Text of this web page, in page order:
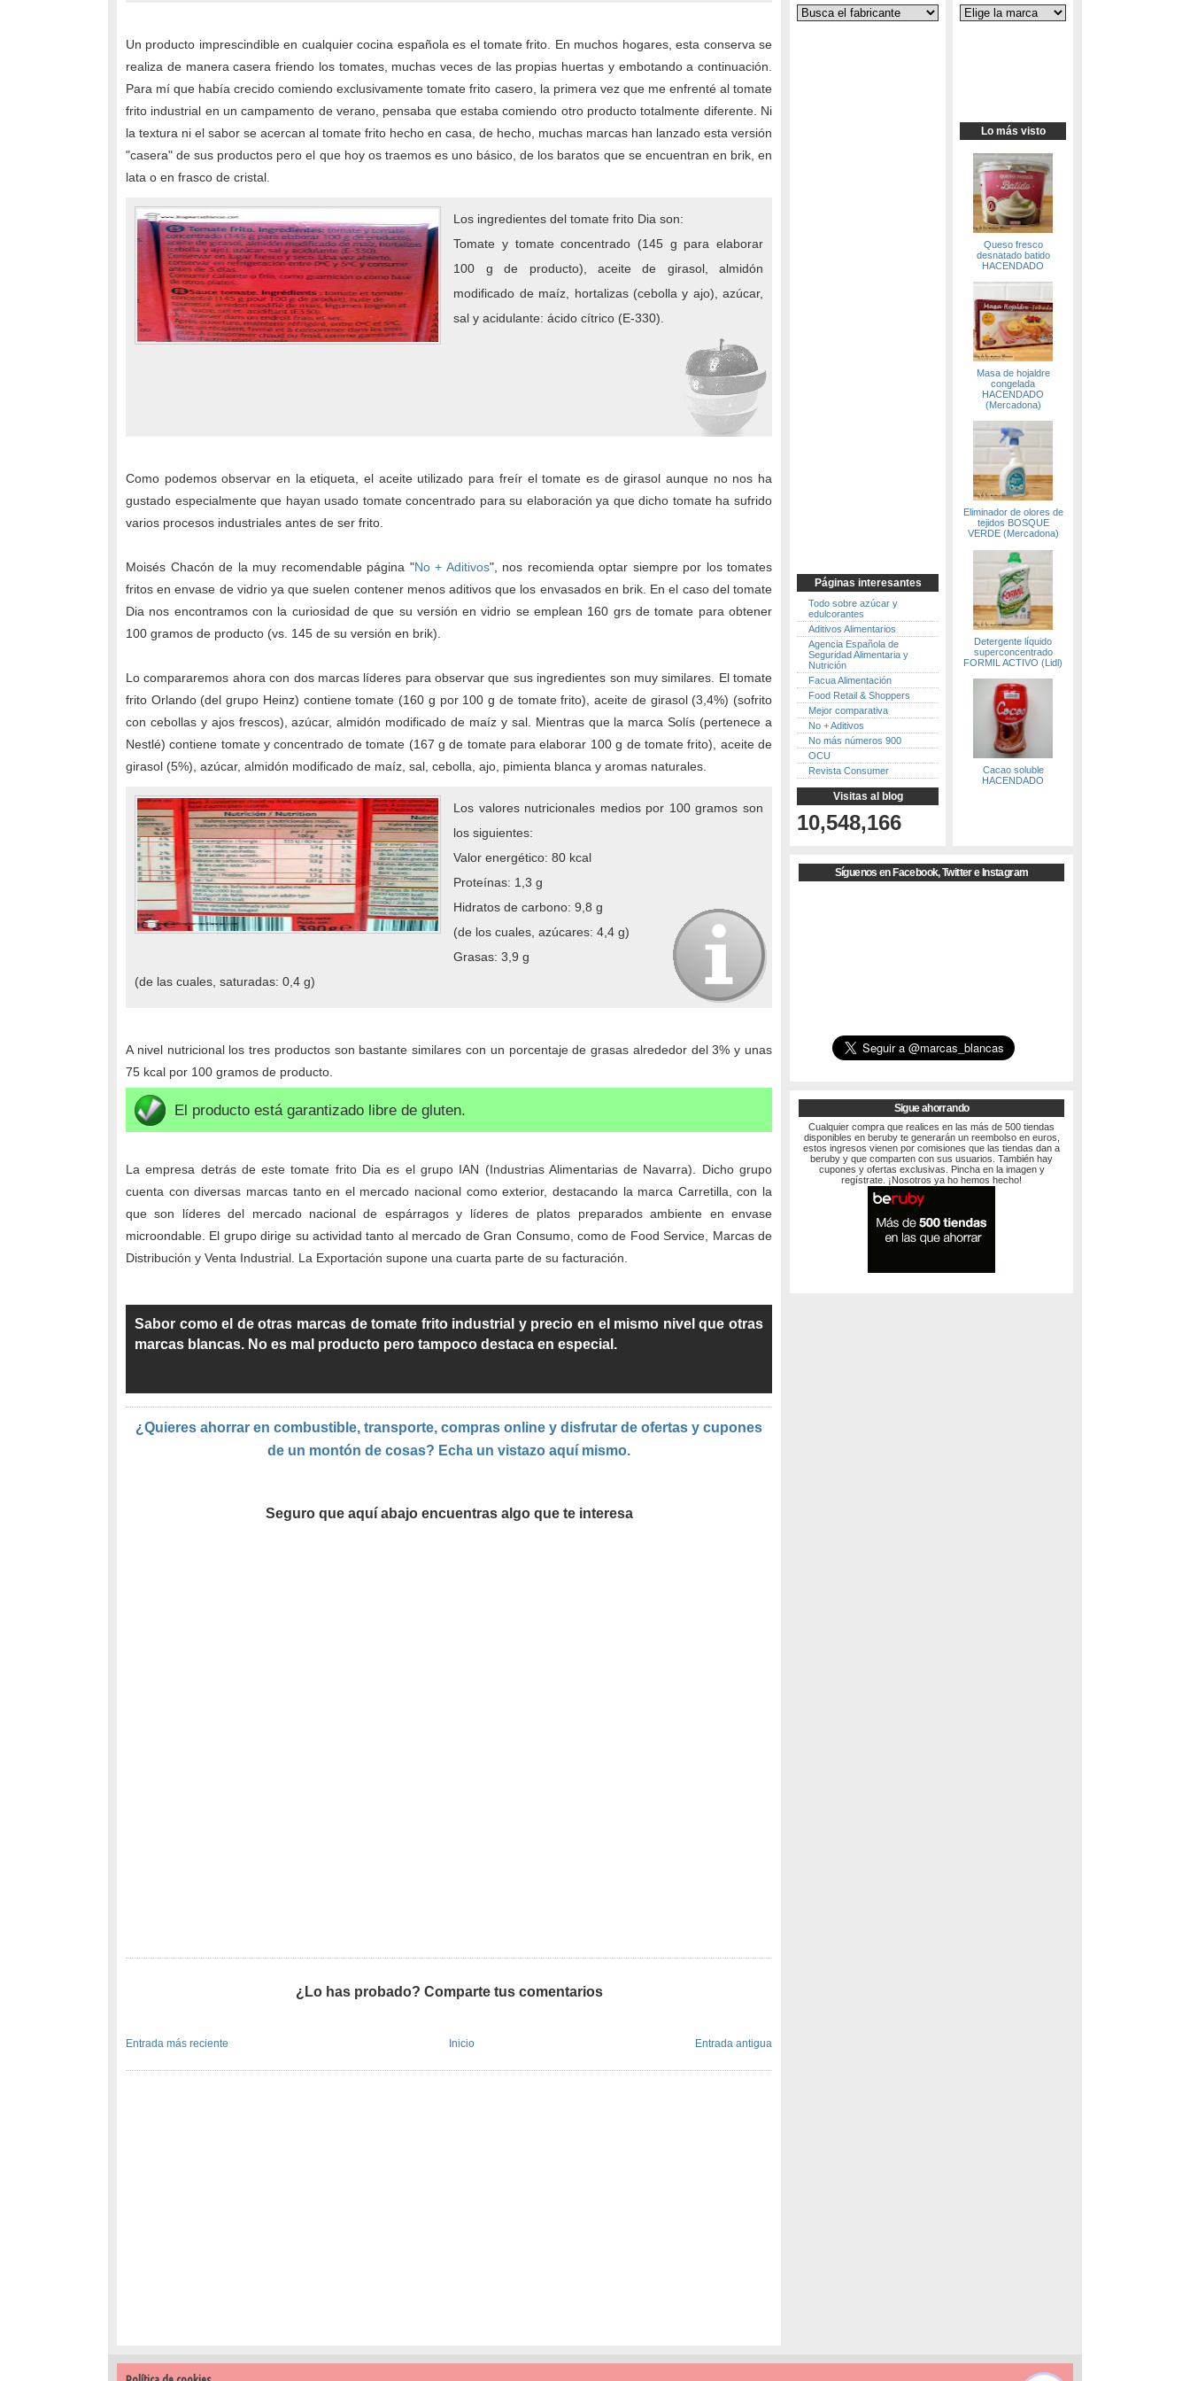
Un producto imprescindible en cualquier cocina española es el tomate frito. En muchos hogares, esta conserva se
realiza de manera casera friendo los tomates, muchas veces de las propias huertas y embotando a continuación.
Para mí que había crecido comiendo exclusivamente tomate frito casero, la primera vez que me enfrenté al tomate
frito industrial en un campamento de verano, pensaba que estaba comiendo otro producto totalmente diferente. Ni
la textura ni el sabor se acercan al tomate frito hecho en casa, de hecho, muchas marcas han lanzado esta versión
"casera" de sus productos pero el que hoy os traemos es uno básico, de los baratos que se encuentran en brik, en
lata o en frasco de cristal.
Los ingredientes del tomate frito Dia son:
Tomate y tomate concentrado (145 g para elaborar
100 g de producto), aceite de girasol, almidón
modificado de maíz, hortalizas (cebolla y ajo), azúcar,
sal y acidulante: ácido cítrico (E-330).
Como podemos observar en la etiqueta, el aceite utilizado para freír el tomate es de girasol aunque no nos ha
gustado especialmente que hayan usado tomate concentrado para su elaboración ya que dicho tomate ha sufrido
varios procesos industriales antes de ser frito.
Moisés Chacón de la muy recomendable página "No + Aditivos", nos recomienda optar siempre por los tomates
fritos en envase de vidrio ya que suelen contener menos aditivos que los envasados en brik. En el caso del tomate
Dia nos encontramos con la curiosidad de que su versión en vidrio se emplean 160 grs de tomate para obtener
100 gramos de producto (vs. 145 de su versión en brik).
Lo compararemos ahora con dos marcas líderes para observar que sus ingredientes son muy similares. El tomate
frito Orlando (del grupo Heinz) contiene tomate (160 g por 100 g de tomate frito), aceite de girasol (3,4%) (sofrito
con cebollas y ajos frescos), azúcar, almidón modificado de maíz y sal. Mientras que la marca Solís (pertenece a
Nestlé) contiene tomate y concentrado de tomate (167 g de tomate para elaborar 100 g de tomate frito), aceite de
girasol (5%), azúcar, almidón modificado de maíz, sal, cebolla, ajo, pimienta blanca y aromas naturales.
Los valores nutricionales medios por 100 gramos son
los siguientes:
Valor energético: 80 kcal
Proteínas: 1,3 g
Hidratos de carbono: 9,8 g
(de los cuales, azúcares: 4,4 g)
Grasas: 3,9 g
(de las cuales, saturadas: 0,4 g)
A nivel nutricional los tres productos son bastante similares con un porcentaje de grasas alrededor del 3% y unas
75 kcal por 100 gramos de producto.
El producto está garantizado libre de gluten.
La empresa detrás de este tomate frito Dia es el grupo IAN (Industrias Alimentarias de Navarra). Dicho grupo
cuenta con diversas marcas tanto en el mercado nacional como exterior, destacando la marca Carretilla, con la
que son líderes del mercado nacional de espárragos y líderes de platos preparados ambiente en envase
microondable. El grupo dirige su actividad tanto al mercado de Gran Consumo, como de Food Service, Marcas de
Distribución y Venta Industrial. La Exportación supone una cuarta parte de su facturación.
Sabor como el de otras marcas de tomate frito industrial y precio en el mismo nivel que otras
marcas blancas. No es mal producto pero tampoco destaca en especial.
¿Quieres ahorrar en combustible, transporte, compras online y disfrutar de ofertas y cupones
de un montón de cosas? Echa un vistazo aquí mismo.
Seguro que aquí abajo encuentras algo que te interesa
¿Lo has probado? Comparte tus comentarios
Entrada más reciente Entrada antigua
Inicio
Páginas interesantes
Todo sobre azúcar y
edulcorantes
Aditivos Alimentarios
Agencia Española de
Seguridad Alimentaria y
Nutrición
Facua Alimentación
Food Retail & Shoppers
Mejor comparativa
No + Aditivos
No más números 900
OCU
Revista Consumer
Visitas al blog
10,548,166
Lo más visto
Queso fresco
desnatado batido
HACENDADO
Masa de hojaldre
congelada
HACENDADO
(Mercadona)
Eliminador de olores de
tejidos BOSQUE
VERDE (Mercadona)
Detergente líquido
superconcentrado
FORMIL ACTIVO (Lidl)
Cacao soluble
HACENDADO
Síguenos en Facebook, Twitter e Instagram
Sigue ahorrando
Cualquier compra que realices en las más de 500 tiendas
disponibles en beruby te generarán un reembolso en euros,
estos ingresos vienen por comisiones que las tiendas dan a
beruby y que comparten con sus usuarios. También hay
cupones y ofertas exclusivas. Pincha en la imagen y
regístrate. ¡Nosotros ya ho hemos hecho!